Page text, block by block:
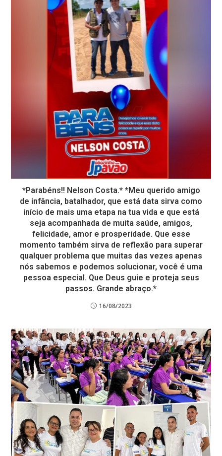
*Parabéns!! Nelson Costa.* *Meu querido amigo
de infância, batalhador, que está data sirva como
início de mais uma etapa na tua vida e que está
seja acompanhada de muita saúde, amigos,
felicidade, amor e prosperidade. Que esse
momento também sirva de reflexão para superar
qualquer problema que muitas das vezes apenas
nós sabemos e podemos solucionar, você é uma
pessoa especial. Que Deus guie e proteja seus
passos. Grande abraço.*
16/08/2023